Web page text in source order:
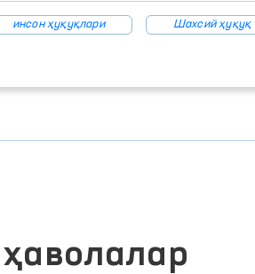
инсон ҳуқуқлари Шахсий ҳуқуқ